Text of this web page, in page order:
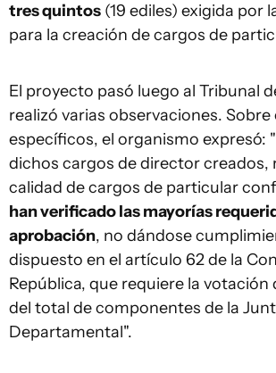
tres quintos (19 ediles) exigida por
para la creación de cargos de
El proyecto pasó luego al Tribunal
realizó varias observaciones.
específicos, el organismo expresó:
dichos cargos de director creados,
calidad de cargos de particular
han verificado las mayorías
aprobación, no dándose
dispuesto en el artículo 62 de la
República, que requiere la
del total de componentes de la
Departamental".